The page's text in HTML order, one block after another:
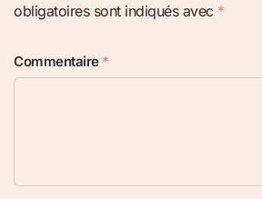
obligatoires sont indiqués avec *
Commentaire *